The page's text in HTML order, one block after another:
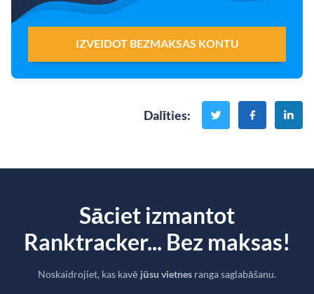
IZVEIDOT BEZMAKSAS KONTU
Dalīties:
Sāciet izmantot
Ranktracker... Bez maksas!
Noskaidrojiet, kas kavē jūsu vietnes ranga saglabāšanu.